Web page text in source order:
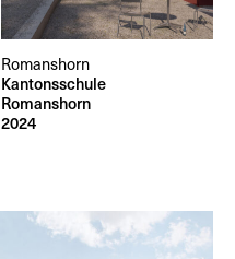
Romanshorn
Kantonsschule
Romanshorn
2024